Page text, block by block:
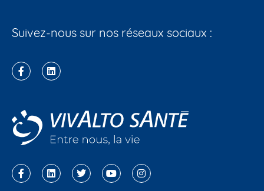
Suivez-nous sur nos réseaux sociaux :